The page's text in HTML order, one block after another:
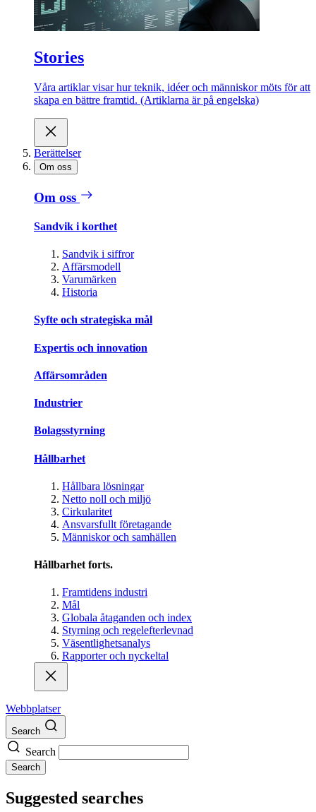
Stories
Våra artiklar visar hur teknik, idéer och människor möts för att
skapa en bättre framtid. (Artiklarna är på engelska)
Berättelser
Om oss
Om oss
Sandvik i korthet
Sandvik i siffror
Affärsmodell
Varumärken
Historia
Syfte och strategiska mål
Expertis och innovation
Affärsområden
Industrier
Bolagsstyrning
Hållbarhet
Hållbara lösningar
Netto noll och miljö
Cirkularitet
Ansvarsfullt företagande
Människor och samhällen
Hållbarhet forts.
Framtidens industri
Mål
Globala åtaganden och index
Styrning och regelefterlevnad
Väsentlighetsanalys
Rapporter och nyckeltal
Webbplatser
Search
Search
Search
Suggested searches